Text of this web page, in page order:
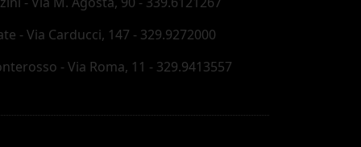
- Via Carducci, 147 - 329.9272000
- Via Roma, 11 - 329.9413557